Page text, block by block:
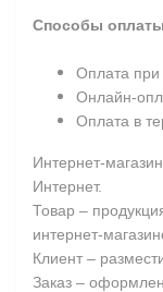
Способы
Оплата при
Онлайн-
Оплата в
Интернет-
Интернет.
Товар –
интернет-
Клиент –
Заказ –